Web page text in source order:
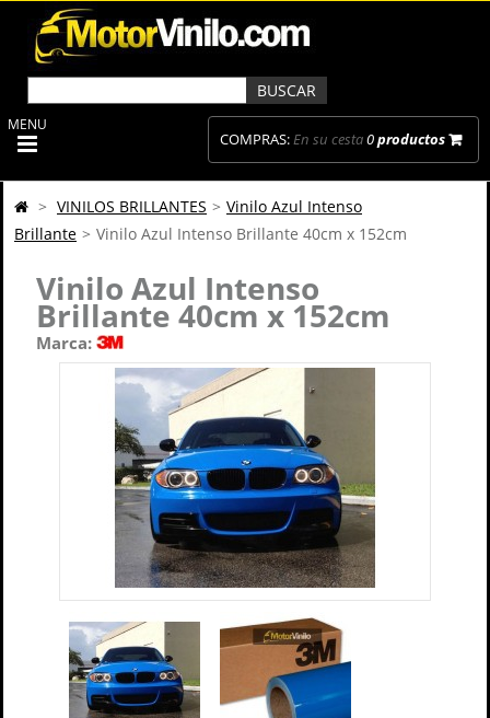
COMPRAS:En su cesta0productos
MENU
> VINILOS BRILLANTES > Vinilo Azul Intenso
Brillante > Vinilo Azul Intenso Brillante 40cm x 152cm
Vinilo Azul Intenso
Brillante 40cm x 152cm
Marca: